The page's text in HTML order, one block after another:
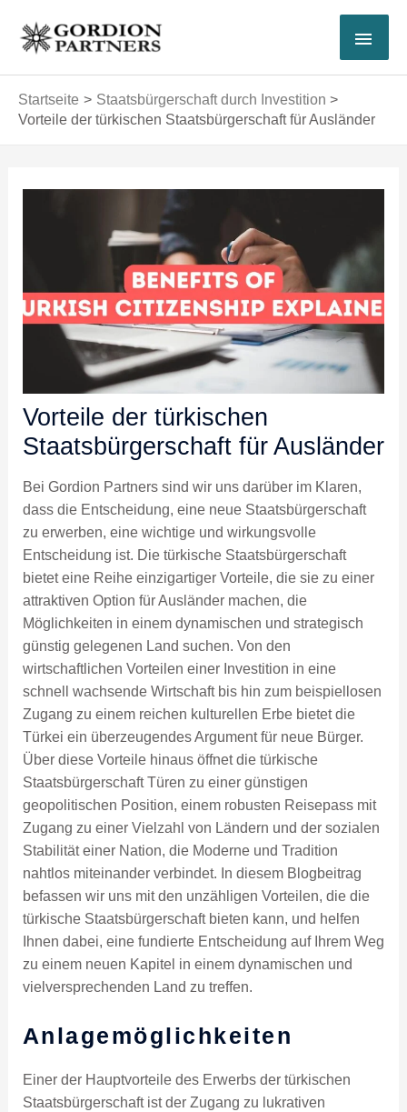
Inhalt
springen
Startseite
Staatsbürgerschaft durch Investition
Vorteile der türkischen Staatsbürgerschaft für Ausländer
Vorteile der türkischen
Staatsbürgerschaft für Ausländer
Bei Gordion Partners sind wir uns darüber im Klaren,
dass die Entscheidung, eine neue Staatsbürgerschaft
zu erwerben, eine wichtige und wirkungsvolle
Entscheidung ist. Die türkische Staatsbürgerschaft
bietet eine Reihe einzigartiger Vorteile, die sie zu einer
attraktiven Option für Ausländer machen, die
Möglichkeiten in einem dynamischen und strategisch
günstig gelegenen Land suchen. Von den
wirtschaftlichen Vorteilen einer Investition in eine
schnell wachsende Wirtschaft bis hin zum beispiellosen
Zugang zu einem reichen kulturellen Erbe bietet die
Türkei ein überzeugendes Argument für neue Bürger.
Über diese Vorteile hinaus öffnet die türkische
Staatsbürgerschaft Türen zu einer günstigen
geopolitischen Position, einem robusten Reisepass mit
Zugang zu einer Vielzahl von Ländern und der sozialen
Stabilität einer Nation, die Moderne und Tradition
nahtlos miteinander verbindet. In diesem Blogbeitrag
befassen wir uns mit den unzähligen Vorteilen, die die
türkische Staatsbürgerschaft bieten kann, und helfen
Ihnen dabei, eine fundierte Entscheidung auf Ihrem Weg
zu einem neuen Kapitel in einem dynamischen und
vielversprechenden Land zu treffen.
Anlagemöglichkeiten
Einer der Hauptvorteile des Erwerbs der türkischen
Staatsbürgerschaft ist der Zugang zu lukrativen